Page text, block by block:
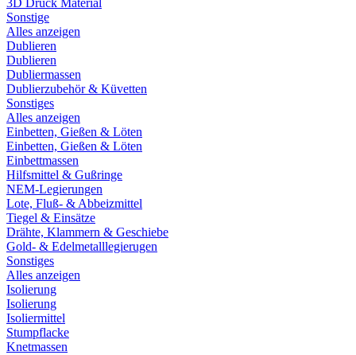
3D Druck Material
Sonstige
Alles anzeigen
Dublieren
Dublieren
Dubliermassen
Dublierzubehör & Küvetten
Sonstiges
Alles anzeigen
Einbetten, Gießen & Löten
Einbetten, Gießen & Löten
Einbettmassen
Hilfsmittel & Gußringe
NEM-Legierungen
Lote, Fluß- & Abbeizmittel
Tiegel & Einsätze
Drähte, Klammern & Geschiebe
Gold- & Edelmetalllegierugen
Sonstiges
Alles anzeigen
Isolierung
Isolierung
Isoliermittel
Stumpflacke
Knetmassen